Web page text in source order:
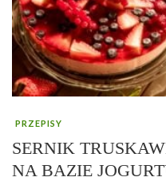
PRZEPISY
SERNIK
NA BAZIE